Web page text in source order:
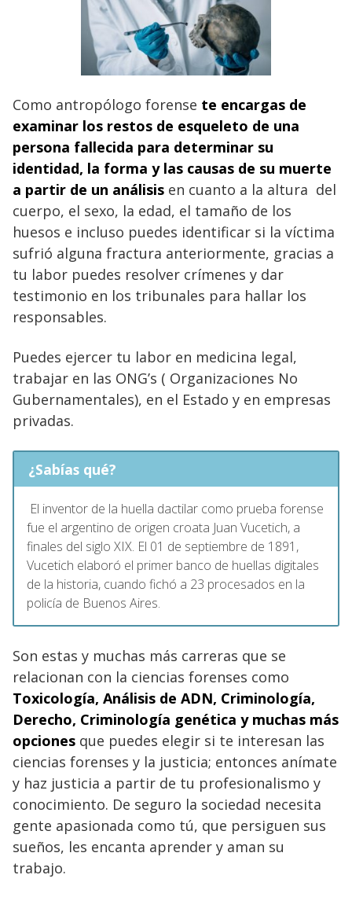
Como antropólogo forense te encargas de
examinar los restos de esqueleto de una
persona fallecida para determinar su
identidad, la forma y las causas de su muerte
a partir de un análisis en cuanto a la altura del
cuerpo, el sexo, la edad, el tamaño de los
huesos e incluso puedes identificar si la víctima
sufrió alguna fractura anteriormente, gracias a
tu labor puedes resolver crímenes y dar
testimonio en los tribunales para hallar los
responsables.
Puedes ejercer tu labor en medicina legal,
trabajar en las ONG’s ( Organizaciones No
Gubernamentales), en el Estado y en empresas
privadas.
¿Sabías qué?
El inventor de la huella dactilar como prueba forense
fue el argentino de origen croata Juan Vucetich, a
finales del siglo XIX. El 01 de septiembre de 1891,
Vucetich elaboró el primer banco de huellas digitales
de la historia, cuando fichó a 23 procesados en la
policía de Buenos Aires.
Son estas y muchas más carreras que se
relacionan con la ciencias forenses como
Toxicología, Análisis de ADN, Criminología,
Derecho, Criminología genética y muchas más
opciones que puedes elegir si te interesan las
ciencias forenses y la justicia; entonces anímate
y haz justicia a partir de tu profesionalismo y
conocimiento. De seguro la sociedad necesita
gente apasionada como tú, que persiguen sus
sueños, les encanta aprender y aman su
trabajo.